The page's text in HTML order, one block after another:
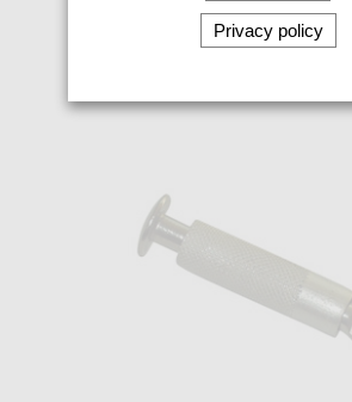
En savoir +
Privacy policy